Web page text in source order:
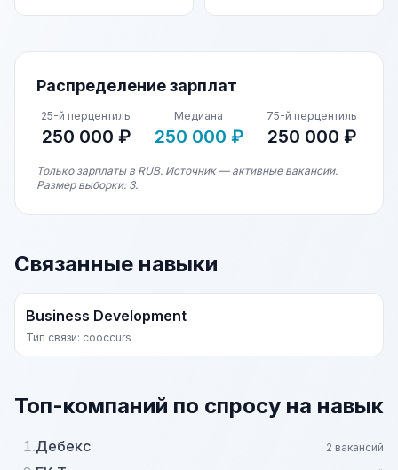
Распределение зарплат
25-й перцентиль
250 000 ₽
Медиана
250 000 ₽
75-й перцентиль
250 000 ₽
Только зарплаты в RUB. Источник — активные вакансии.
Размер выборки: 3.
Связанные навыки
Business Development
Тип связи: cooccurs
Топ-компаний по спросу на навык
1.Дебекс 2 вакансий